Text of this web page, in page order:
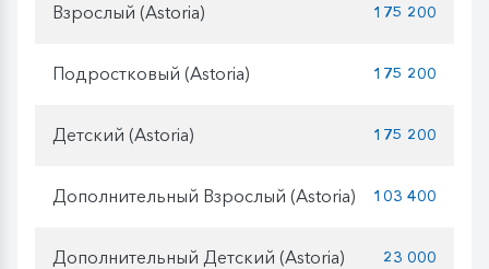
Взрослый (Astoria) 175 200
Подростковый (Astoria) 175 200
Детский (Astoria) 175 200
Дополнительный Взрослый (Astoria) 103 400
Дополнительный Детский (Astoria) 23 000